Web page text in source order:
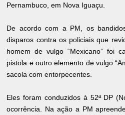
Pernambuco, em Nova Iguaçu.
De acordo com a PM, os
disparos contra os policiais que
homem de vulgo “Mexicano” foi
pistola e outro elemento de vulgo
sacola com entorpecentes.
Eles foram conduzidos à 52ª DP
ocorrência. Na ação a PM